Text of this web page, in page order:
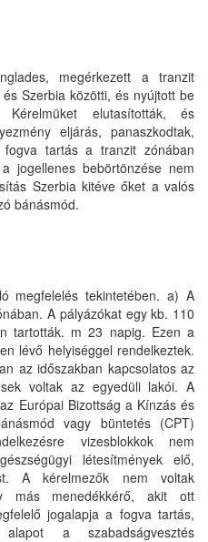
megérkezett a tranzit
Szerbia közötti, és nyújtott be
elutasították, és
eljárás, panaszkodtak,
tartás a tranzit zónában
jogellenes bebörtönzése nem
Szerbia kitéve őket a valós
bánásmód.
megfelelés tekintetében. a) A
A pályázókat egy kb. 110
tartották. m 23 napig. Ezen a
lévő helyiséggel rendelkeztek.
az időszakban kapcsolatos az
voltak az egyedüli lakói. A
Európai Bizottság a Kínzás és
vagy büntetés (CPT)
vizesblokkok nem
létesítmények elő,
A kérelmezők nem voltak
más menedékkérő, akit ott
jogalapja a fogva tartás,
a szabadságvesztés